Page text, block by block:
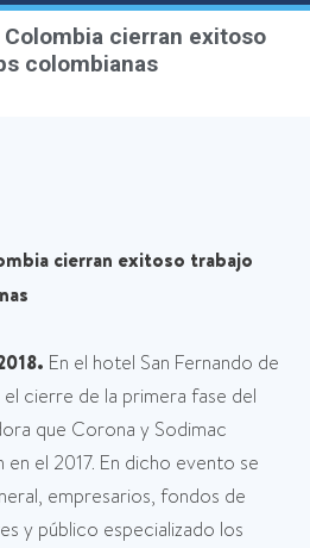
cierran exitoso
colombianas
cierran exitoso trabajo
En el hotel San Fernando de
cierre de la primera fase del
que Corona y Sodimac
el 2017. En dicho evento se
empresarios, fondos de
y público especializado los